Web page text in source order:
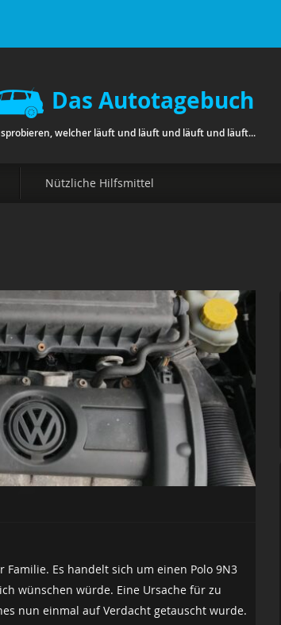
Das Autotagebuch
welcher läuft und läuft und läuft und läuft...
Nützliche Hilfsmittel
Es handelt sich um einen Polo 9N3
wünschen würde. Eine Ursache für zu
nun einmal auf Verdacht getauscht wurde.